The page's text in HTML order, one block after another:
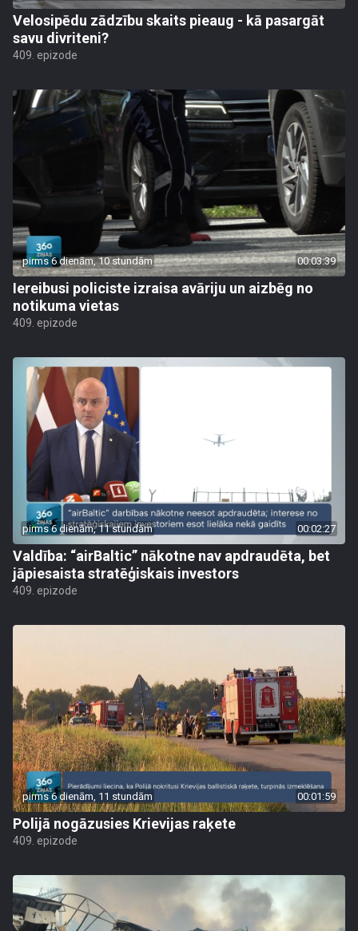
Velosipēdu zādzību skaits pieaug - kā pasargāt
savu divriteni?
409. epizode
pirms 6 dienām, 10 stundām 00:03:39
Iereibusi policiste izraisa avāriju un aizbēg no
notikuma vietas
409. epizode
pirms 6 dienām, 11 stundām 00:02:27
Valdība: “airBaltic” nākotne nav apdraudēta, bet
jāpiesaista stratēģiskais investors
409. epizode
pirms 6 dienām, 11 stundām 00:01:59
Polijā nogāzusies Krievijas raķete
409. epizode